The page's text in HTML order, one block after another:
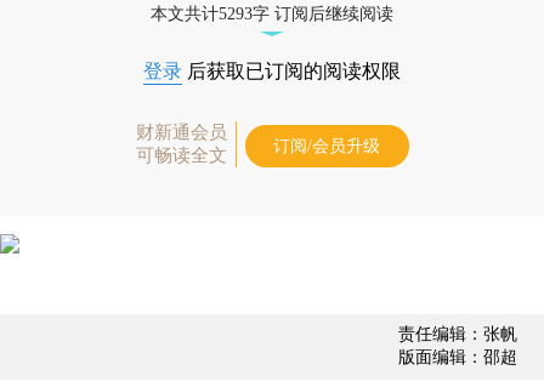
本文共计5293字 订阅后继续阅读
登录 后获取已订阅的阅读权限
财新通会员
可畅读全文
订阅/会员升级
责任编辑：张帆
版面编辑：邵超